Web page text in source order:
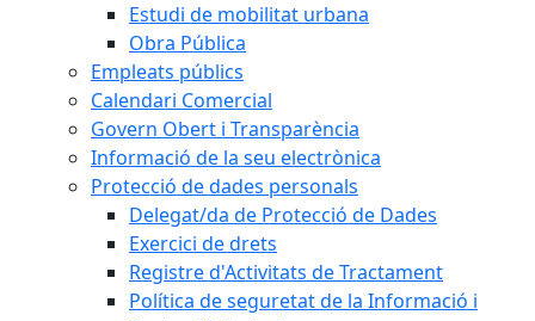
Estudi de mobilitat urbana
Obra Pública
Empleats públics
Calendari Comercial
Govern Obert i Transparència
Informació de la seu electrònica
Protecció de dades personals
Delegat/da de Protecció de Dades
Exercici de drets
Registre d'Activitats de Tractament
Política de seguretat de la Informació i